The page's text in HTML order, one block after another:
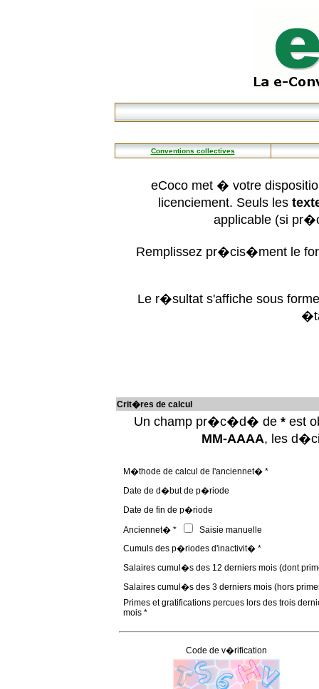
Conventions collectives
eCoco met � votre
licenciement. Seuls les
applicable (si
Remplissez pr�cis�ment le
Le r�sultat s'affiche sous
Crit�res de calcul
Un champ pr�c�d� de * est
MM-AAAA, les
M�thode de calcul de l'anciennet� *
Date de d�but de p�riode
Date de fin de p�riode
Anciennet� *
Saisie manuelle
Cumuls des p�riodes d'inactivit� *
Salaires cumul�s des 12 derniers mois (dont
Salaires cumul�s des 3 derniers mois (hors
Primes et gratifications percues lors des trois
mois *
Code de v�rification